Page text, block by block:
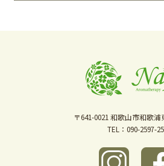
〒641-0021 和歌山市和歌浦
TEL：090-2597-